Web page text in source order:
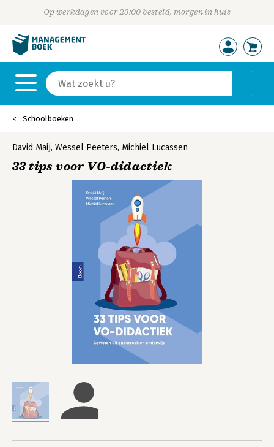
Op werkdagen voor 23:00 besteld, morgen in huis
Schoolboeken
David Maij, Wessel Peeters, Michiel Lucassen
33 tips voor VO-didactiek